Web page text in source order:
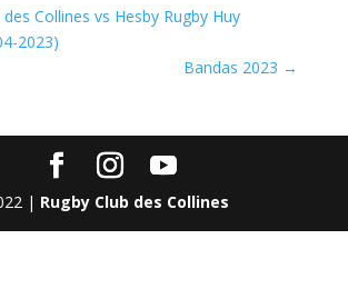
des Collines vs Hesby Rugby Huy
2023)
Bandas 2023 →
| Rugby Club des Collines